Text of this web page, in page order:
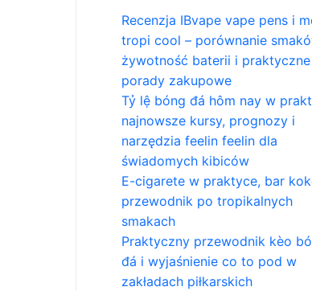
Recenzja IBvape vape pens i
tropi cool – porównanie
żywotność baterii i praktyczne
porady zakupowe
Tỷ lệ bóng đá hôm nay w
najnowsze kursy, prognozy i
narzędzia feelin feelin dla
świadomych kibiców
E-cigarete w praktyce, bar
przewodnik po tropikalnych
smakach
Praktyczny przewodnik kèo
đá i wyjaśnienie co to pod w
zakładach piłkarskich